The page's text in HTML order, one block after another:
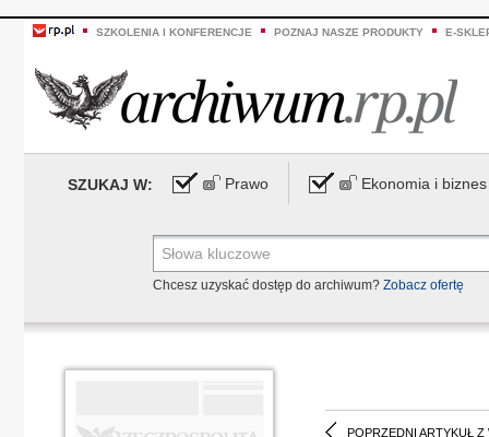
SZKOLENIA I KONFERENCJE POZNAJ NASZE PRODUKTY E-
SZUKAJ W: Prawo Ekonomia i biznes
Chcesz uzyskać dostęp do archiwum? Zobacz ofertę
POPRZEDNI ARTYKUŁ Z